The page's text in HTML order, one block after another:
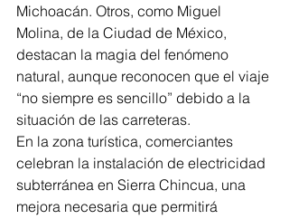
Michoacán. Otros, como Miguel
Molina, de la Ciudad de México,
destacan la magia del fenómeno
natural, aunque reconocen que el viaje
“no siempre es sencillo” debido a la
situación de las carreteras.
En la zona turística, comerciantes
celebran la instalación de electricidad
subterránea en Sierra Chincua, una
mejora necesaria que permitirá